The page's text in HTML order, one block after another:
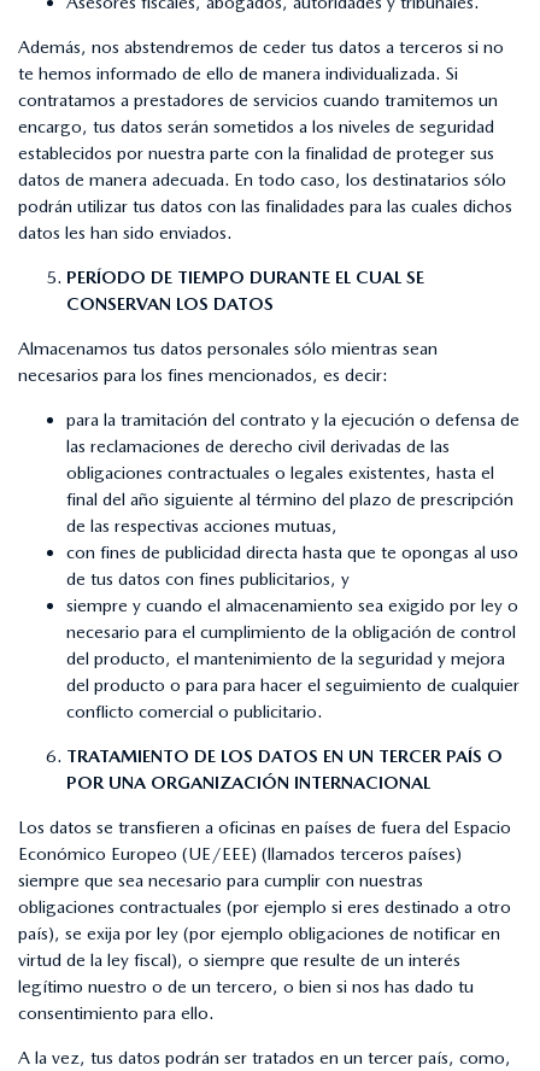
Además, nos abstendremos de ceder tus datos a terceros si no
te hemos informado de ello de manera individualizada. Si
contratamos a prestadores de servicios cuando tramitemos un
encargo, tus datos serán sometidos a los niveles de seguridad
establecidos por nuestra parte con la finalidad de proteger sus
datos de manera adecuada. En todo caso, los destinatarios sólo
podrán utilizar tus datos con las finalidades para las cuales dichos
datos les han sido enviados.
PERÍODO DE TIEMPO DURANTE EL CUAL SE
CONSERVAN LOS DATOS
Almacenamos tus datos personales sólo mientras sean
necesarios para los fines mencionados, es decir:
para la tramitación del contrato y la ejecución o defensa de
las reclamaciones de derecho civil derivadas de las
obligaciones contractuales o legales existentes, hasta el
final del año siguiente al término del plazo de prescripción
de las respectivas acciones mutuas,
con fines de publicidad directa hasta que te opongas al uso
de tus datos con fines publicitarios, y
siempre y cuando el almacenamiento sea exigido por ley o
necesario para el cumplimiento de la obligación de control
del producto, el mantenimiento de la seguridad y mejora
del producto o para para hacer el seguimiento de cualquier
conflicto comercial o publicitario.
TRATAMIENTO DE LOS DATOS EN UN TERCER PAÍS O
POR UNA ORGANIZACIÓN INTERNACIONAL
Los datos se transfieren a oficinas en países de fuera del Espacio
Económico Europeo (UE/EEE) (llamados terceros países)
siempre que sea necesario para cumplir con nuestras
obligaciones contractuales (por ejemplo si eres destinado a otro
país), se exija por ley (por ejemplo obligaciones de notificar en
virtud de la ley fiscal), o siempre que resulte de un interés
legítimo nuestro o de un tercero, o bien si nos has dado tu
consentimiento para ello.
A la vez, tus datos podrán ser tratados en un tercer país, como,